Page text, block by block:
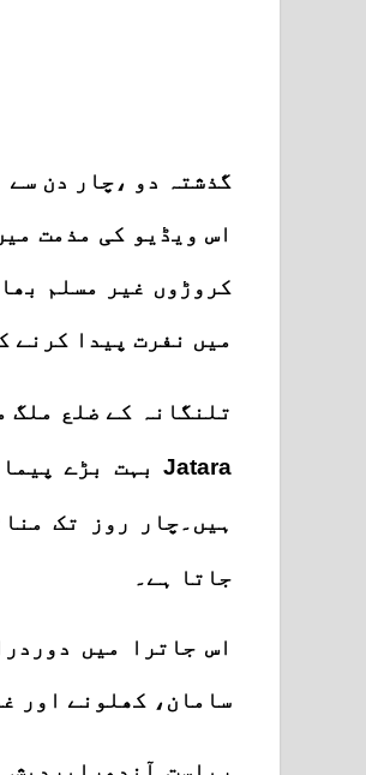
گذشتہ دو ،چار دن سے
اس ویڈیو کی مذمت
کروڑوں غیر مسلم
میں نفرت پیدا کرنے
تلنگانہ کے ضلع
Jatara بہت بڑے
ہیں۔چار روز تک
جاتا ہے۔
اس جاترا میں
سامان، کھلونے اور